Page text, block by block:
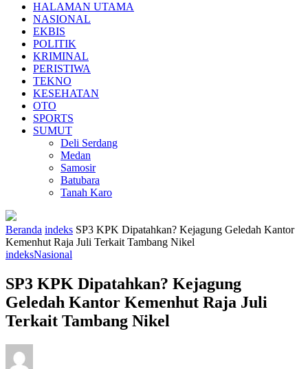
HALAMAN UTAMA
NASIONAL
EKBIS
POLITIK
KRIMINAL
PERISTIWA
TEKNO
KESEHATAN
OTO
SPORTS
SUMUT
Deli Serdang
Medan
Samosir
Batubara
Tanah Karo
Beranda indeks SP3 KPK Dipatahkan? Kejagung Geledah Kantor
Kemenhut Raja Juli Terkait Tambang Nikel
indeksNasional
SP3 KPK Dipatahkan? Kejagung
Geledah Kantor Kemenhut Raja Juli
Terkait Tambang Nikel